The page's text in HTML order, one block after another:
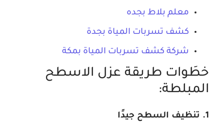
معلم بلاط بجده
كشف تسربات المياة بجدة
شركة كشف تسربات المياة بمكة
خطَوات طريقة عزل الاسطح
المبلطة:
1. تنظيف السطح جيدًا